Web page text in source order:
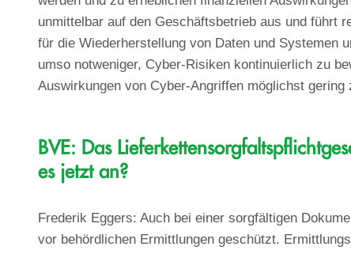
unmittelbar auf den Geschäftsbetrieb aus und führt
für die Wiederherstellung von Daten und Systemen
umso notweniger, Cyber-Risiken kontinuierlich zu
Auswirkungen von Cyber-Angriffen möglichst gering
BVE: Das
es jetzt an?
Frederik Eggers: Auch bei einer sorgfältigen
vor behördlichen Ermittlungen geschützt.